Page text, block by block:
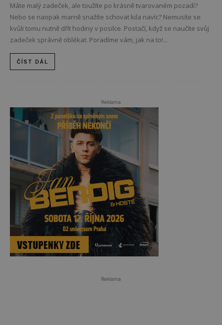
Máte malý zadeček, ale toužíte po krásně tvarovaném pozadí?
Nebo se naopak marně snažíte schovat kila navíc? Nemusíte se
kvůli tomu nutně dřít hodiny v posilce. Postačí, když se naučíte svůj
zadeček správně oblékat. Poradíme vám, jak na to!...
ČÍST DÁL
Reklama
Reklama